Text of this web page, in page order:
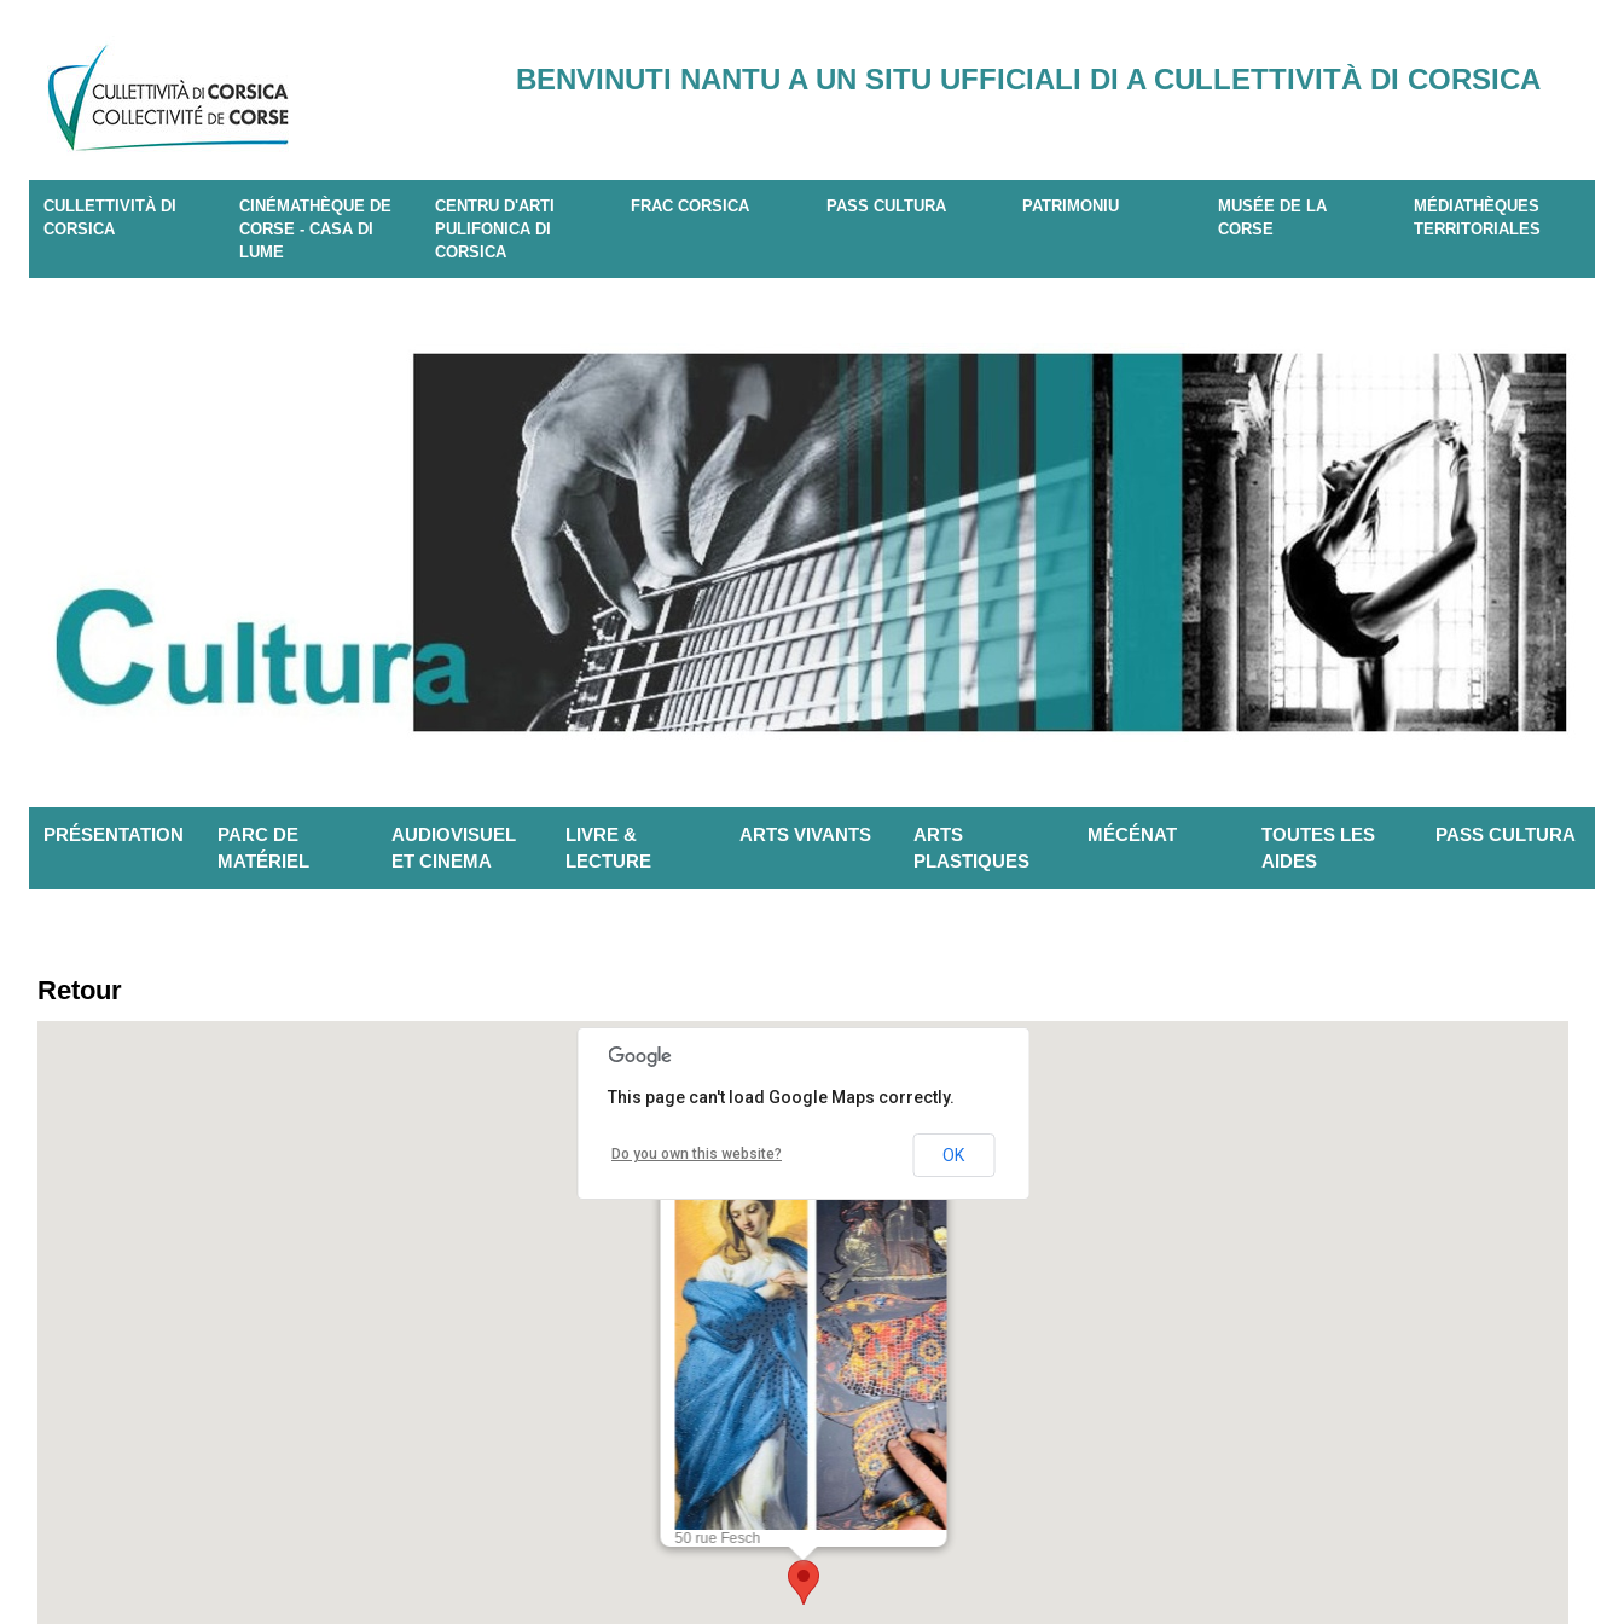
BENVINUTI NANTU A UN SITU UFFICIALI DI A CULLETTIVITÀ DI CORSICA
CULLETTIVITÀ DI
CORSICA
CINÉMATHÈQUE DE
CORSE - CASA DI
LUME
CENTRU D'ARTI
PULIFONICA DI
CORSICA
FRAC CORSICA PASS CULTURA PATRIMONIU
MUSÉE DE LA
CORSE
MÉDIATHÈQUES
TERRITORIALES
PRÉSENTATION
PARC DE
MATÉRIEL
AUDIOVISUEL
ET CINEMA
LIVRE &
LECTURE
ARTS VIVANTS
ARTS
PLASTIQUES
MÉCÉNAT
TOUTES LES
AIDES
PASS CULTURA
Retour
Exposition pédagogique “Du bout
50 rue Fesch
This page can't load Google Maps correctly.
Do you own this website? OK